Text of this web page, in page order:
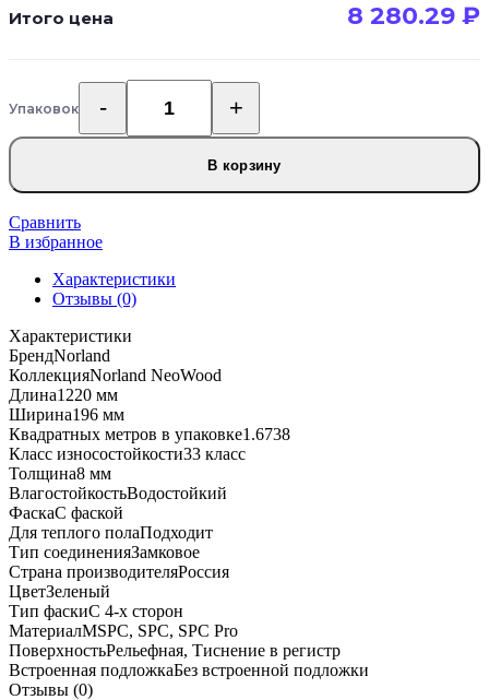
Итого цена 8 280.29 ₽
УпаковокКоличество
товара
ламинат
Norland
NeoWood
2001-
9
В корзину
Сравнить
В избранное
Характеристики
Отзывы (0)
Характеристики
БрендNorland
КоллекцияNorland NeoWood
Длина1220 мм
Ширина196 мм
Квадратных метров в упаковке1.6738
Класс износостойкости33 класс
Толщина8 мм
ВлагостойкостьВодостойкий
ФаскаС фаской
Для теплого полаПодходит
Тип соединенияЗамковое
Страна производителяРоссия
ЦветЗеленый
Тип фаскиС 4-х сторон
МатериалMSPC, SPC, SPC Pro
ПоверхностьРельефная, Тиснение в регистр
Встроенная подложкаБез встроенной подложки
Отзывы (0)